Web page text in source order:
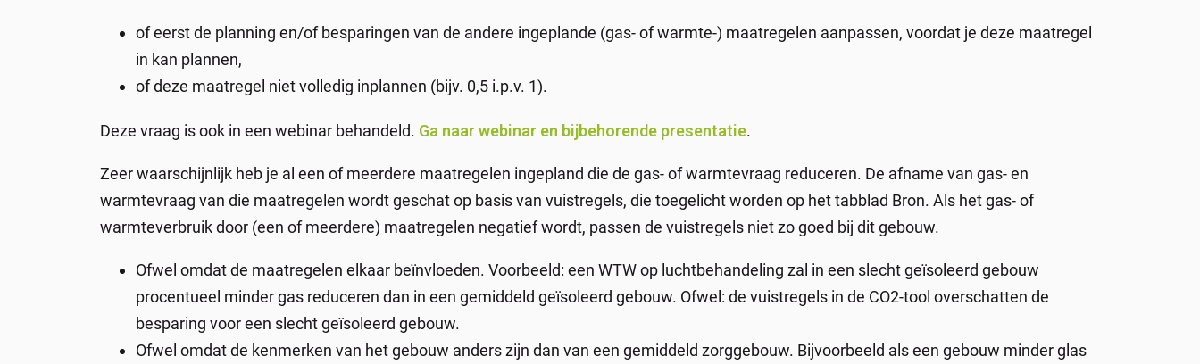
of eerst de planning en/of besparingen van de andere ingeplande (gas- of warmte-) maatregelen aanpassen, voordat je deze maatregel
in kan plannen,
of deze maatregel niet volledig inplannen (bijv. 0,5 i.p.v. 1).
Deze vraag is ook in een webinar behandeld. Ga naar webinar en bijbehorende presentatie.
Zeer waarschijnlijk heb je al een of meerdere maatregelen ingepland die de gas- of warmtevraag reduceren. De afname van gas- en
warmtevraag van die maatregelen wordt geschat op basis van vuistregels, die toegelicht worden op het tabblad Bron. Als het gas- of
warmteverbruik door (een of meerdere) maatregelen negatief wordt, passen de vuistregels niet zo goed bij dit gebouw.
Ofwel omdat de maatregelen elkaar beïnvloeden. Voorbeeld: een WTW op luchtbehandeling zal in een slecht geïsoleerd gebouw
procentueel minder gas reduceren dan in een gemiddeld geïsoleerd gebouw. Ofwel: de vuistregels in de CO2-tool overschatten de
besparing voor een slecht geïsoleerd gebouw.
Ofwel omdat de kenmerken van het gebouw anders zijn dan van een gemiddeld zorggebouw. Bijvoorbeeld als een gebouw minder glas